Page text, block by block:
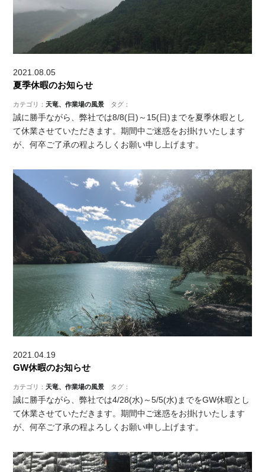
2021.08.05
夏季休暇のお知らせ
カテゴリ： 天竜、作業場の風景 タグ：
誠に勝手ながら、弊社では8/8(日)～15(日)までを夏季休暇とし
て休業させていただきます。期間中ご迷惑をお掛けいたします
が、何卒ご了承の程よろしくお願い申し上げます。
2021.04.19
GW休暇のお知らせ
カテゴリ： 天竜、作業場の風景 タグ：
誠に勝手ながら、弊社では4/28(水)～5/5(水)までをGW休暇とし
て休業させていただきます。期間中ご迷惑をお掛けいたします
が、何卒ご了承の程よろしくお願い申し上げます。